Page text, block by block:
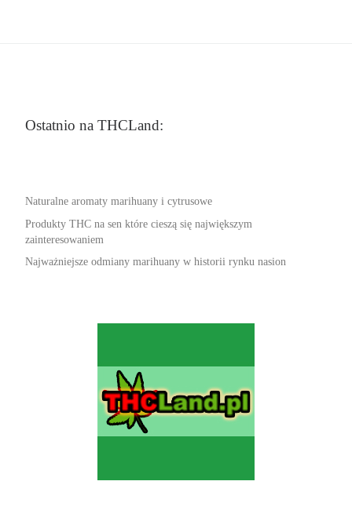
Ostatnio na THCLand:
Naturalne aromaty marihuany i cytrusowe
Produkty THC na sen które cieszą się największym
zainteresowaniem
Najważniejsze odmiany marihuany w historii rynku nasion